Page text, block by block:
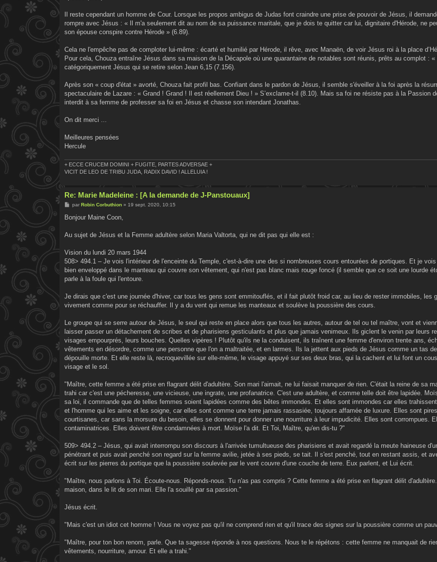
Il reste cependant un homme de Cour. Lorsque les propos ambigus de Judas font craindre une prise de pouvoir de Jésus, il
rompre avec Jésus : « Il m'a seulement dit au nom de sa puissance maritale, que je dois te quitter car lui, dignitaire d'Hérode, ne
son épouse conspire contre Hérode » (6.89).
Cela ne l'empêche pas de comploter lui-même : écarté et humilié par Hérode, il rêve, avec Manaën, de voir Jésus roi à la place
Pour cela, Chouza entraîne Jésus dans sa maison de la Décapole où une quarantaine de notables sont réunis, prêts au complot : «
catégoriquement Jésus qui se retire selon Jean 6,15 (7.156).
Après son « coup d'état » avorté, Chouza fait profil bas. Confiant dans le pardon de Jésus, il semble s'éveiller à la foi après la
spectaculaire de Lazare : « Grand ! Grand ! Il est réellement Dieu ! » S’exclame-t-il (8.10). Mais sa foi ne résiste pas à la Passion
interdit à sa femme de professer sa foi en Jésus et chasse son intendant Jonathas.
On dit merci ...
Meilleures pensées
Hercule
+ ECCE CRUCEM DOMINI + FUGITE, PARTES ADVERSAE +
VICIT DE LEO DE TRIBU JUDA, RADIX DAVID ! ALLELUIA !
Re: Marie Madeleine : [A la demande de J-Panstouaux]
M
s
g
par Robin Corbuthion» 19 sept. 2020, 10:15
Bonjour Maine Coon,
Au sujet de Jésus et la Femme adultère selon Maria Valtorta, qui ne dit pas qui elle est :
Vision du lundi 20 mars 1944
508> 494.1 – Je vois l'intérieur de l'enceinte du Temple, c'est-à-dire une des si nombreuses cours entourées de portiques. Et je
bien enveloppé dans le manteau qui couvre son vêtement, qui n'est pas blanc mais rouge foncé (il semble que ce soit une lourde
parle à la foule qui l'entoure.
Je dirais que c'est une journée d'hiver, car tous les gens sont emmitouflés, et il fait plutôt froid car, au lieu de rester immobiles, les
vivement comme pour se réchauffer. Il y a du vent qui remue les manteaux et soulève la poussière des cours.
Le groupe qui se serre autour de Jésus, le seul qui reste en place alors que tous les autres, autour de tel ou tel maître, vont et
laisser passer un détachement de scribes et de pharisiens gesticulants et plus que jamais venimeux. Ils giclent le venin par leurs
visages empourprés, leurs bouches. Quelles vipères ! Plutôt qu'ils ne la conduisent, ils traînent une femme d'environ trente ans,
vêtements en désordre, comme une personne que l'on a maltraitée, et en larmes. Ils la jettent aux pieds de Jésus comme un tas
dépouille morte. Et elle reste là, recroquevillée sur elle-même, le visage appuyé sur ses deux bras, qui la cachent et lui font un
visage et le sol.
"Maître, cette femme a été prise en flagrant délit d'adultère. Son mari l'aimait, ne lui faisait manquer de rien. C'était la reine de sa
trahi car c'est une pécheresse, une vicieuse, une ingrate, une profanatrice. C'est une adultère, et comme telle doit être lapidée.
sa loi, il commande que de telles femmes soient lapidées comme des bêtes immondes. Et elles sont immondes car elles
et l'homme qui les aime et les soigne, car elles sont comme une terre jamais rassasiée, toujours affamée de luxure. Elles sont
courtisanes, car sans la morsure du besoin, elles se donnent pour donner une nourriture à leur impudicité. Elles sont corrompues.
contaminatrices. Elles doivent être condamnées à mort. Moïse l'a dit. Et Toi, Maître, qu'en dis-tu ?"
509> 494.2 – Jésus, qui avait interrompu son discours à l'arrivée tumultueuse des pharisiens et avait regardé la meute haineuse
pénétrant et puis avait penché son regard sur la femme avilie, jetée à ses pieds, se tait. Il s'est penché, tout en restant assis, et
écrit sur les pierres du portique que la poussière soulevée par le vent couvre d'une couche de terre. Eux parlent, et Lui écrit.
"Maître, nous parlons à Toi. Écoute-nous. Réponds-nous. Tu n'as pas compris ? Cette femme a été prise en flagrant délit
maison, dans le lit de son mari. Elle l'a souillé par sa passion."
Jésus écrit.
"Mais c'est un idiot cet homme ! Vous ne voyez pas qu'il ne comprend rien et qu'il trace des signes sur la poussière comme un
"Maître, pour ton bon renom, parle. Que ta sagesse réponde à nos questions. Nous te le répétons : cette femme ne manquait de
vêtements, nourriture, amour. Et elle a trahi."